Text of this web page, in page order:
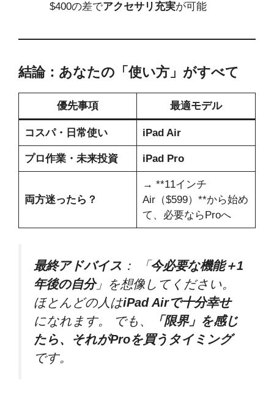
$400の差でアクセサリ充実が可能
結論：あなたの「使い方」がすべて
優先事項 最適モデル
コスパ・日常使い iPad Air
プロ作業・未来投資 iPad Pro
両方迷ったら？
→ **11インチ
Air（$599）**から始め
て、必要ならProへ
最終アドバイス ： 「 今必要な機能＋1
年後の自分」を想像してください。
ほとんどの人はiPad Airで十分幸せ
になれます。 でも、
「限界」を感じ
たら、それがProを買うタイミング
です。